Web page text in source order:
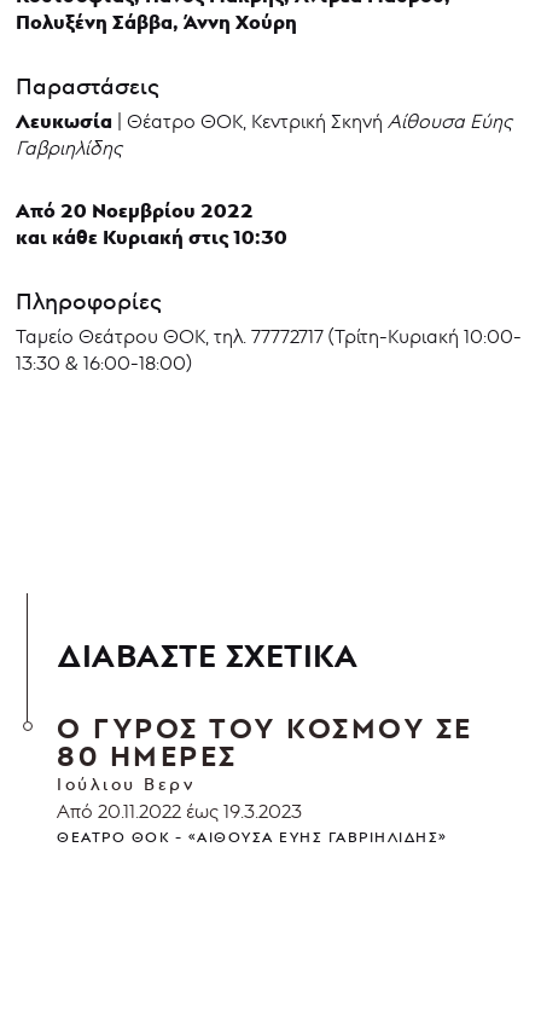
Πολυξένη Σάββα, Άννη Χούρη
Παραστάσεις
Λευκωσία | Θέατρο ΘΟΚ, Κεντρική ΣκηνήΑίθουσα Εύης
Γαβριηλίδης
Από 20 Νοεμβρίου 2022
και κάθε Κυριακή στις 10:30
Πληροφορίες
Ταμείο Θεάτρου ΘΟΚ, τηλ. 77772717 (Τρίτη-Κυριακή 10:00-
13:30 & 16:00-18:00)
ΔΙΑΒΑΣΤΕ ΣΧΕΤΙΚΑ
Ο ΓΥΡΟΣ ΤΟΥ ΚΟΣΜΟΥ ΣΕ
80 ΗΜΕΡΕΣ
Ιούλιου Βερν
Από 20.11.2022 έως 19.3.2023
ΘΈΑΤΡΟ ΘΟΚ - «ΑΊΘΟΥΣΑ ΕΎΗΣ ΓΑΒΡΙΗΛΊΔΗΣ»